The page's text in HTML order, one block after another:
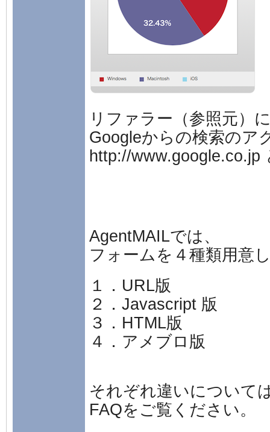
リファラー（参照元）
Googleからの検索のア
http://www.google.co.jp
AgentMAILでは、
フォームを４種類用意
１．URL版
２．Javascript 版
３．HTML版
４．アメブロ版
それぞれ違いについて
FAQをご覧ください。